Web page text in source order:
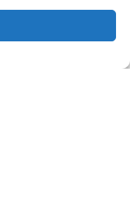
MALU WILZ Mrs. Big